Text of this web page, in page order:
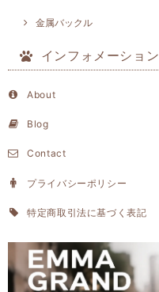
金属バックル
インフォメーション
About
Blog
Contact
プライバシーポリシー
特定商取引法に基づく表記